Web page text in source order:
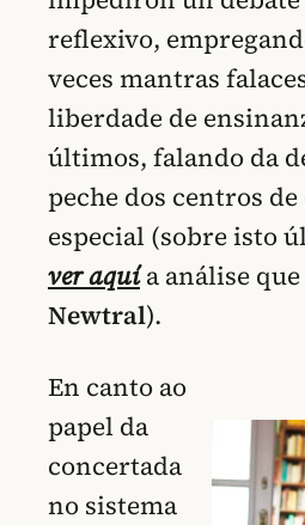
reflexivo,
veces mantras
liberdade de
últimos, falando da
peche dos centros
especial (sobre isto
ver aquía análise
Newtral).
En canto ao
papel da
concertada
no sistema